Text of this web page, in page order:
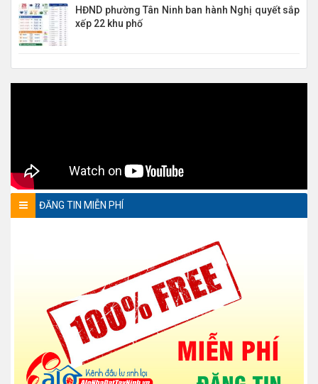
HĐND phường Tân Ninh ban hành Nghị quyết sắp
xếp 22 khu phố
ĐĂNG TIN MIỄN PHÍ